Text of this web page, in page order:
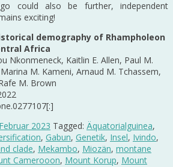
could also be further, independent
exciting!
demography of Rhampholeon
Africa
Nkonmeneck, Kaitlin E. Allen, Paul M.
M. Kameni, Arnaud M. Tchassem,
M. Brown
2023 Tagged: Äquatorialguinea,
, Gabun, Genetik, Insel, Ivindo,
clade, Mekambo, Miozän, montane
Camerooon, Mount Korup, Mount